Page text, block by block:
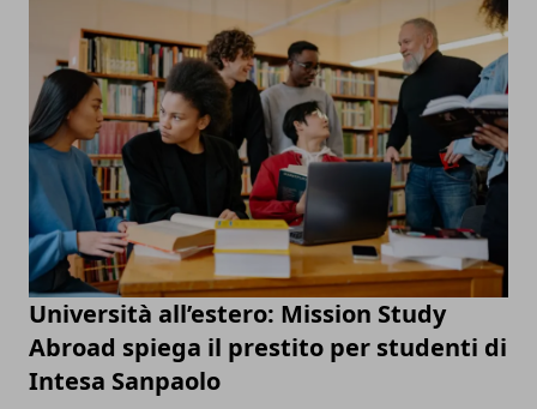
Università all’estero: Mission Study
Abroad spiega il prestito per studenti di
Intesa Sanpaolo